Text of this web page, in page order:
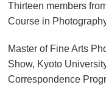
Thirteen members
Course in
Master of Fine Arts
Show, Kyoto
Correspondence